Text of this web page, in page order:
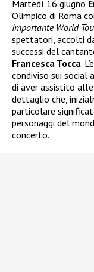
Martedì 16 giugno
Olimpico di Roma
Importante World
spettatori, accolti
successi del
Francesca Tocca.
condiviso sui social
di aver assistito
dettaglio che,
particolare
personaggi del
concerto.